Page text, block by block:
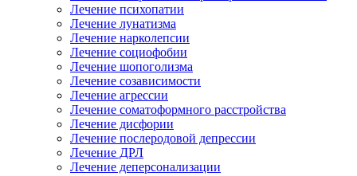
Лечение психопатии
Лечение лунатизма
Лечение нарколепсии
Лечение социофобии
Лечение шопоголизма
Лечение созависимости
Лечение агрессии
Лечение соматоформного расстройства
Лечение дисфории
Лечение послеродовой депрессии
Лечение ДРЛ
Лечение деперсонализации